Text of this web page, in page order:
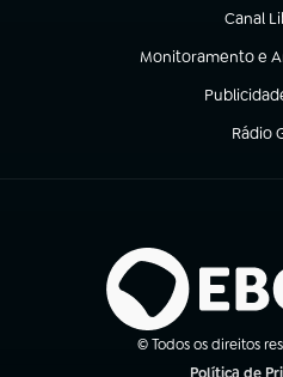
Canal
(abre
Monitoramento e
(abre em nova aba)
(abre em
Rádio
(abre
© Todos os direitos